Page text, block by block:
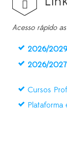
Acesso rápido
2026/2029
2026/2027
Cursos
Plataforma